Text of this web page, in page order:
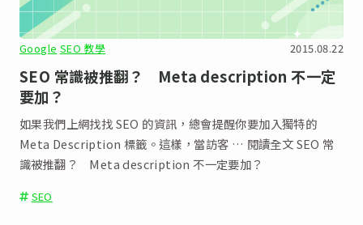
Google SEO 教學 2015.08.22
SEO 常識被推翻？ Meta description 不一定
要加？
如果我們上網找找 SEO 的資訊，總會提醒你要加入獨特的
Meta Description 標籤。這樣，當訪客 … 閱讀全文 SEO 常
識被推翻？ Meta description 不一定要加？
SEO